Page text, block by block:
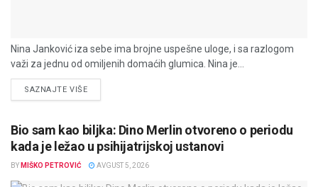
Nina Janković iza sebe ima brojne uspešne uloge, i sa razlogom
važi za jednu od omiljenih domaćih glumica. Nina je...
SAZNAJTE VIŠEDETAILS
Bio sam kao biljka: Dino Merlin otvoreno o periodu
kada je ležao u psihijatrijskoj ustanovi
BY MIŠKO PETROVIĆ AVGUST 5, 2026